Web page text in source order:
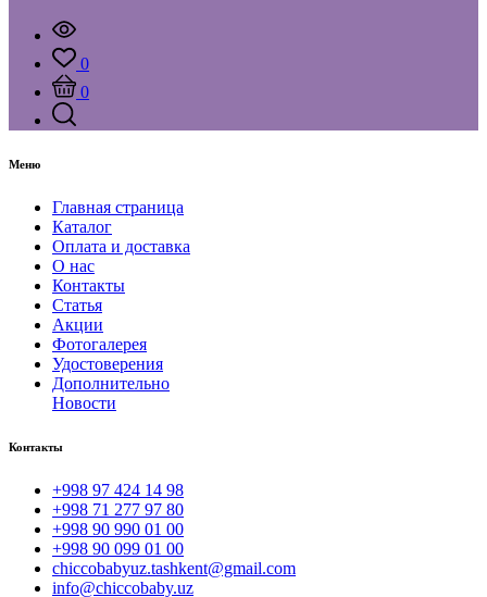
0
0
Меню
Главная страница
Каталог
Оплата и доставка
О нас
Контакты
Статья
Акции
Фотогалерея
Удостоверения
Дополнительно
Новости
Контакты
+998 97 424 14 98
+998 71 277 97 80
+998 90 990 01 00
+998 90 099 01 00
chiccobabyuz.tashkent@gmail.com
info@chiccobaby.uz